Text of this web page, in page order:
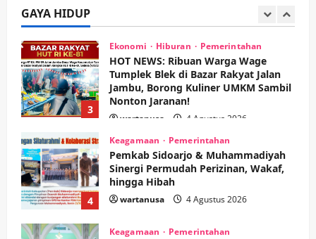
GAYA HIDUP
2
wartanusa 5 Agustus 2026
3
Ekonomi Hiburan Pemerintahan
HOT NEWS: Ribuan Warga Wage
Tumplek Blek di Bazar Rakyat Jalan
Jambu, Borong Kuliner UMKM Sambil
Nonton Jaranan!
wartanusa 4 Agustus 2026
4
Keagamaan Pemerintahan
Pemkab Sidoarjo & Muhammadiyah
Sinergi Permudah Perizinan, Wakaf,
hingga Hibah
wartanusa 4 Agustus 2026
Keagamaan Pemerintahan